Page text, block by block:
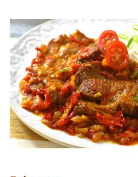
d
p
o
r
ú
č
a
m
e
DOMÁCA
ÚDENÁ